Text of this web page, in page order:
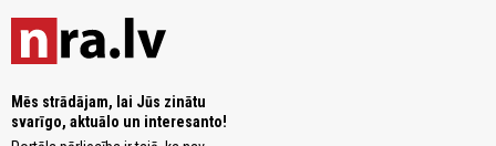
Mēs strādājam, lai Jūs zinātu
svarīgo, aktuālo un interesanto!